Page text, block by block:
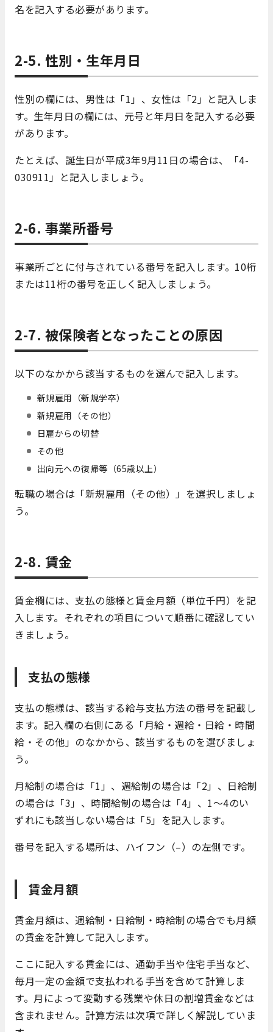
名を記入する必要があります。
2-5. 性別・生年月日
性別の欄には、男性は「1」、女性は「2」と記入しま
す。生年月日の欄には、元号と年月日を記入する必要
があります。
たとえば、誕生日が平成3年9月11日の場合は、「4-
030911」と記入しましょう。
2-6. 事業所番号
事業所ごとに付与されている番号を記入します。10桁
または11桁の番号を正しく記入しましょう。
2-7. 被保険者となったことの原因
以下のなかから該当するものを選んで記入します。
新規雇用（新規学卒）
新規雇用（その他）
日雇からの切替
その他
出向元への復帰等（65歳以上）
転職の場合は「新規雇用（その他）」を選択しましょ
う。
2-8. 賃金
賃金欄には、支払の態様と賃金月額（単位千円）を記
入します。それぞれの項目について順番に確認してい
きましょう。
支払の態様
支払の態様は、該当する給与支払方法の番号を記載し
ます。記入欄の右側にある「月給・週給・日給・時間
給・その他」のなかから、該当するものを選びましょ
う。
月給制の場合は「1」、週給制の場合は「2」、日給制
の場合は「3」、時間給制の場合は「4」、1～4のい
ずれにも該当しない場合は「5」を記入します。
番号を記入する場所は、ハイフン（–）の左側です。
賃金月額
賃金月額は、週給制・日給制・時給制の場合でも月額
の賃金を計算して記入します。
ここに記入する賃金には、通勤手当や住宅手当など、
毎月一定の金額で支払われる手当を含めて計算しま
す。月によって変動する残業や休日の割増賃金などは
含まれません。計算方法は次項で詳しく解説していま